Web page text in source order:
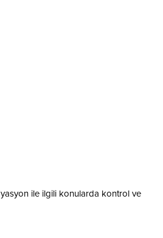
ile ilgili konularda kontrol ve